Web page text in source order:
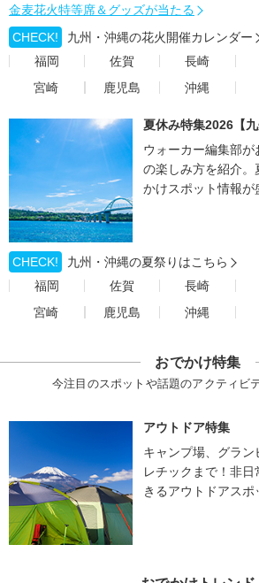
金麦花火特等席＆グッズが当たる
CHECK!
九州・沖縄の花火開催カレンダー
福岡
佐賀 長崎
宮崎
鹿児島 沖縄
夏休み特集2026【九
ウォーカー編集部
の楽しみ方を紹介
かけスポット情報が
CHECK!
九州・沖縄の夏祭りはこちら
福岡
佐賀 長崎
宮崎
鹿児島 沖縄
おでかけ特集
今注目のスポットや話題のアクティビ
アウトドア特集
キャンプ場、グラン
レチックまで！非
きるアウトドアスポ